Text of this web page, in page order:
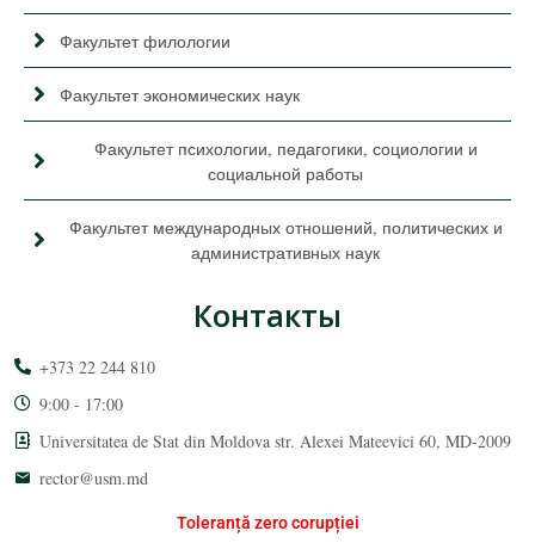
Факультет филологии
Факультет экономических наук
Факультет психологии, педагогики, социологии и
социальной работы
Факультет международных отношений, политических и
административных наук
Контакты
+373 22 244 810
9:00 - 17:00
Universitatea de Stat din Moldova str. Alexei Mateevici 60, MD-2009
rector@usm.md
Toleranță zero corupției